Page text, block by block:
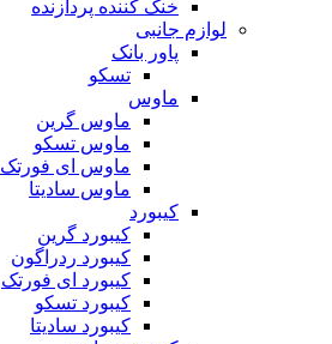
خنک کننده پردازنده
لوازم جانبی
پاور بانک
تسکو
ماوس
ماوس گرین
ماوس تسکو
ماوس ای فورتک
ماوس سادیتا
کیبورد
کیبورد گرین
کیبورد ردراگون
کیبورد ای فورتک
کیبورد تسکو
کیبورد سادیتا